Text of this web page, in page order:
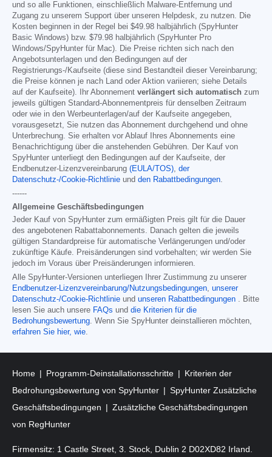
und so alle Funktionen, einschließlich Malware-Entfernung und
Zugang zu unserem Support über unseren Helpdesk, zu nutzen. Die
Kosten beginnen in der Regel bei $49.98 halbjährlich (SpyHunter
Basic Windows) bzw. $79.98 halbjährlich (SpyHunter Pro
Windows/SpyHunter für Mac). Die Preise richten sich nach den
Angebotsunterlagen und den Bedingungen auf der
Registrierungs-/Kaufseite (diese sind Bestandteil dieser Vereinbarung;
die Preise können je nach Land oder Aktion variieren; siehe Details
auf der Kaufseite). Ihr Abonnement verlängert sich automatisch zum
jeweils gültigen Standard-Abonnementpreis für denselben Zeitraum
oder wie in den Werbeunterlagen/auf der Kaufseite angegeben,
vorausgesetzt, Sie nutzen das Abonnement durchgehend und ohne
Unterbrechung. Sie erhalten vor Ablauf Ihres Abonnements eine
Benachrichtigung über die anstehenden Gebühren. Der Kauf von
SpyHunter unterliegt den Bedingungen auf der Kaufseite, der
Endbenutzer-Lizenzvereinbarung (EULA/TOS), der
Datenschutz-/Cookie-Richtlinie und den Rabattbedingungen.
------
Allgemeine Geschäftsbedingungen
Jeder Kauf von SpyHunter zum ermäßigten Preis gilt für die Dauer
des angebotenen Rabattabonnements. Danach gelten die jeweils
gültigen Standardpreise für automatische Verlängerungen und/oder
zukünftige Käufe. Preisänderungen sind vorbehalten; wir werden Sie
jedoch im Voraus über Preisänderungen informieren.
Alle SpyHunter-Versionen unterliegen Ihrer Zustimmung zu unserer
Endbenutzer-Lizenzvereinbarung/Nutzungsbedingungen, unserer
Datenschutz-/Cookie-Richtlinie und unseren Rabattbedingungen . Bitte
lesen Sie auch unsere FAQs und die Kriterien für die
Bedrohungsbewertung. Wenn Sie SpyHunter deinstallieren möchten,
erfahren Sie hier, wie.
Home Programm-Deinstallationsschritte
Kriterien der
Bedrohungsbewertung von SpyHunter
SpyHunter Zusätzliche
Geschäftsbedingungen
Zusätzliche Geschäftsbedingungen
von RegHunter
Firmensitz: 1 Castle Street, 3. Stock, Dublin 2 D02XD82 Irland.